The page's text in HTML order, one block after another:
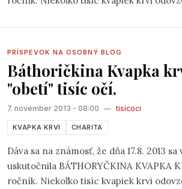
čachtického ringu.
PRÍSPEVOK NA OSOBNÝ BLOG
Báthoričkina Kvapka
"obetí" tisíc očí.
7. november 2013 - 08:00 — tisicoci
KVAPKA KRVI CHARITA
Dáva sa na známosť, že dňa 17.8. 2013
uskutočnila BÁTHORYČKINA KVAPKA
ročník. Niekoľko tisíc kvapiek krvi